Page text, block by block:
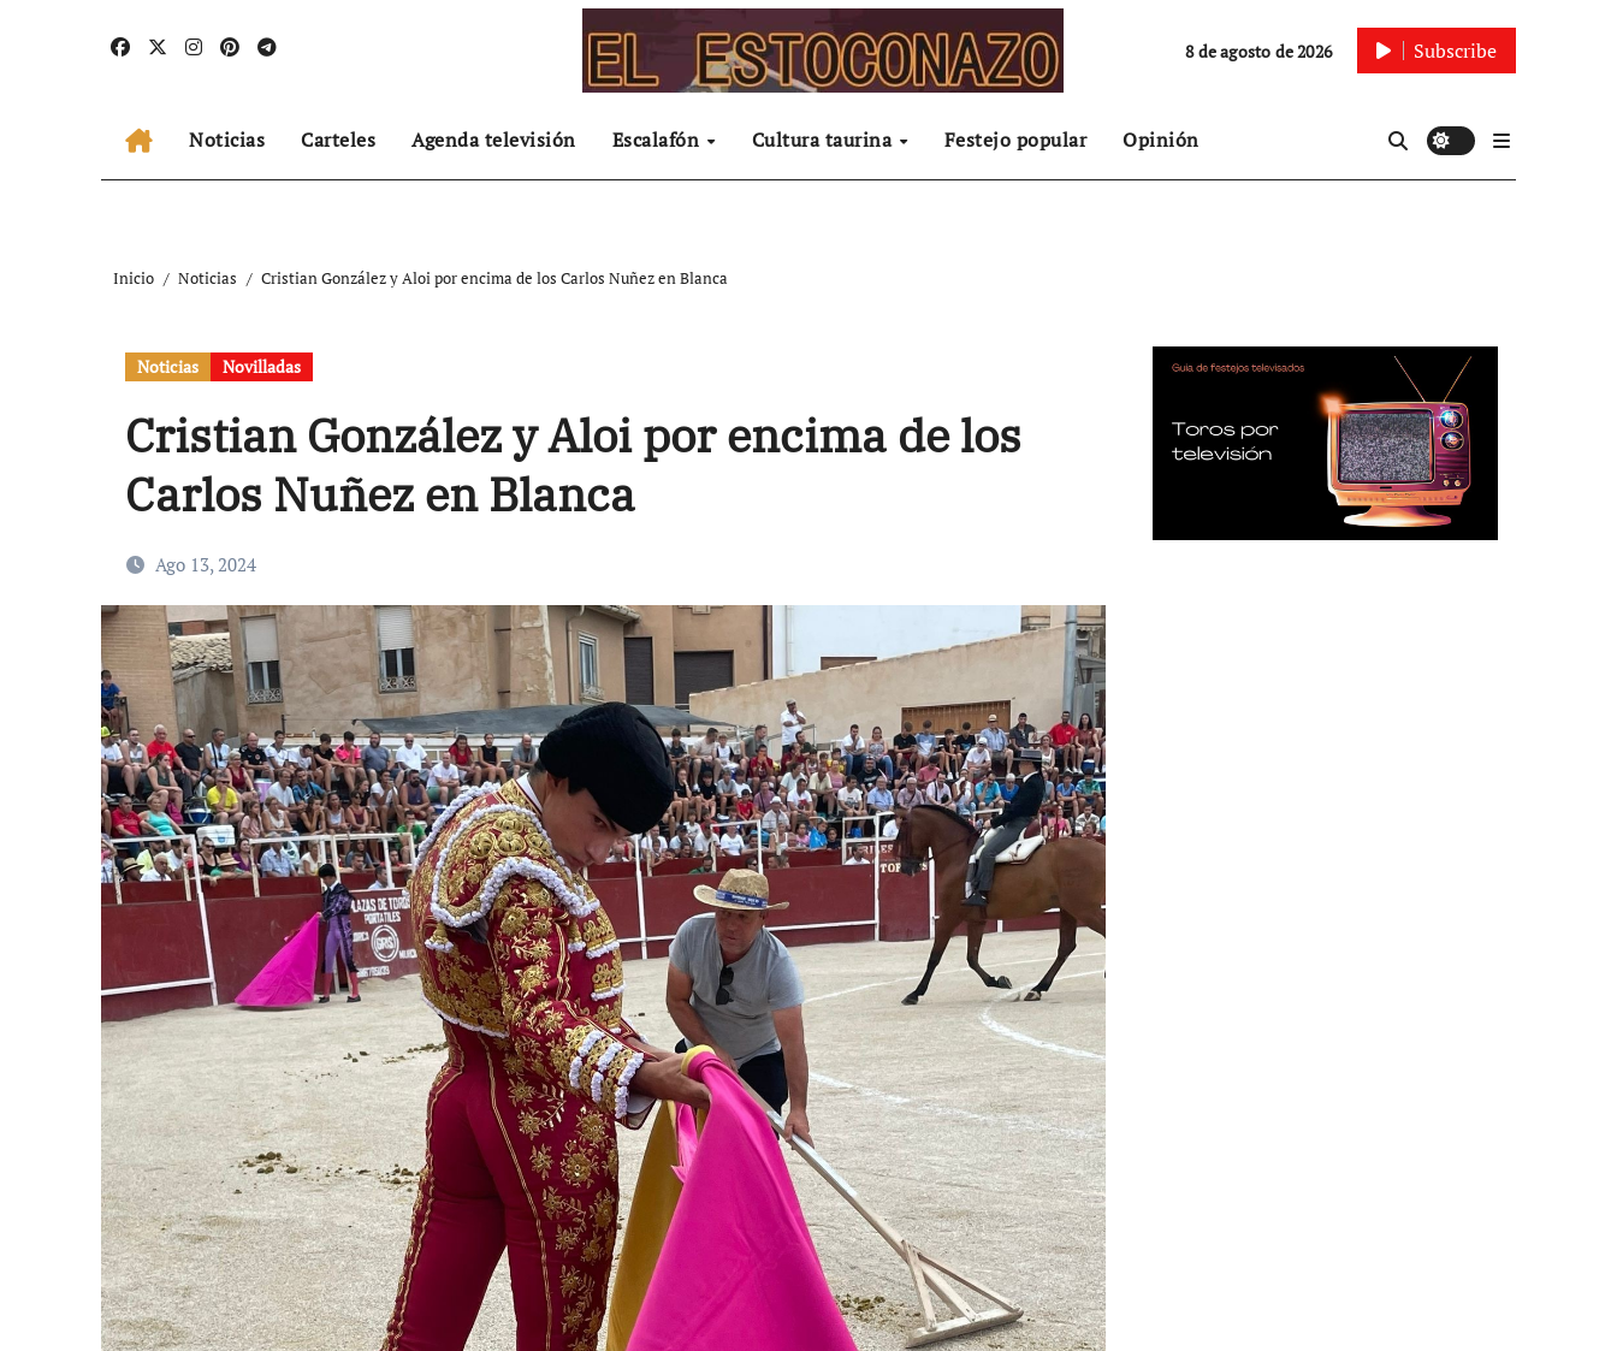
8 de agosto de 2026 Subscribe
Noticias Carteles Agenda televisión Escalafón Cultura taurina Festejo popular Opinión
Inicio Noticias Cristian González y Aloi por encima de los Carlos Nuñez en Blanca
Noticias Novilladas
Cristian González y Aloi por encima de los
Carlos Nuñez en Blanca
Ago 13, 2024